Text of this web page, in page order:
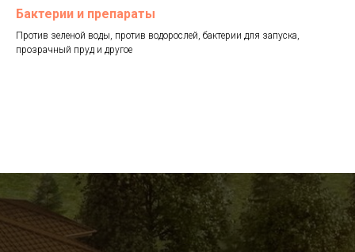
Бактерии и препараты
Против зеленой воды, против водорослей, бактерии для запуска,
прозрачный пруд и другое